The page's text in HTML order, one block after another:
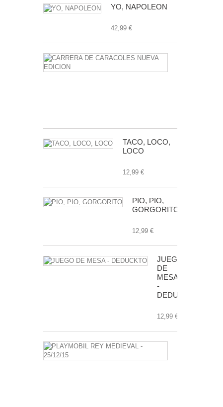
YO, NAPOLEON
42,99 €
TACO, LOCO,
LOCO
12,99 €
PIO, PIO,
GORGORITO
12,99 €
JUEGO
DE
MESA
-
DEDUCKTO
12,99 €